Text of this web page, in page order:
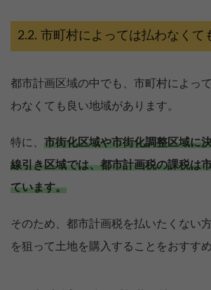
市町村によっては払わなくて
都市計画区域の中でも、市町村によっ
わなくても良い地域があります。
特に、 市街化区域や市街化調整区域に
線引き区域では、都市計画税の課税は
ています。
そのため、都市計画税を払いたくない
を狙って土地を購入することをおすすめ